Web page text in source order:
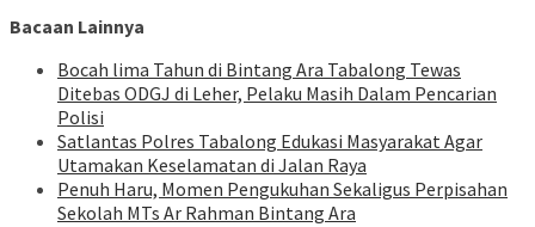
Bacaan Lainnya
Bocah lima Tahun di Bintang Ara Tabalong Tewas
Ditebas ODGJ di Leher, Pelaku Masih Dalam Pencarian
Polisi
Satlantas Polres Tabalong Edukasi Masyarakat Agar
Utamakan Keselamatan di Jalan Raya
Penuh Haru, Momen Pengukuhan Sekaligus Perpisahan
Sekolah MTs Ar Rahman Bintang Ara